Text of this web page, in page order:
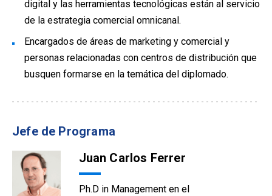
digital y las herramientas tecnológicas están al servicio
de la estrategia comercial omnicanal.
Encargados de áreas de marketing y comercial y
personas relacionadas con centros de distribución que
busquen formarse en la temática del diplomado.
Jefe de Programa
Juan Carlos Ferrer
Ph.D in Management en el